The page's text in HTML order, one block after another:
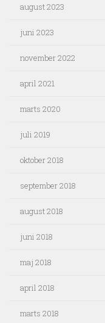
august 2023
juni 2023
november 2022
april 2021
marts 2020
juli 2019
oktober 2018
september 2018
august 2018
juni 2018
maj 2018
april 2018
marts 2018